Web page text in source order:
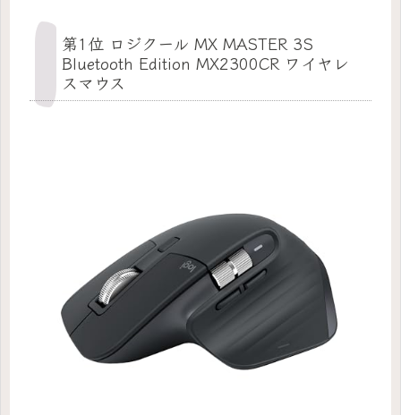
第1位 ロジクール MX MASTER 3S
Bluetooth Edition MX2300CR ワイヤレ
スマウス